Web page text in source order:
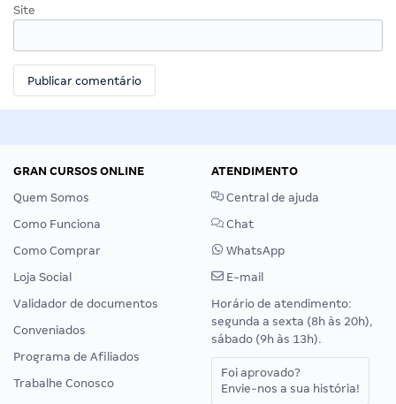
Site
GRAN CURSOS ONLINE
Quem Somos
Como Funciona
Como Comprar
Loja Social
Validador de documentos
Conveniados
Programa de Afiliados
Trabalhe Conosco
ATENDIMENTO
Central de ajuda
Chat
WhatsApp
E-mail
Horário de atendimento:
segunda a sexta (8h às 20h),
sábado (9h às 13h).
Foi aprovado?
Envie-nos a sua história!